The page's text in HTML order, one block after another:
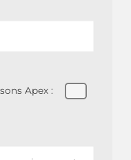
Apex :